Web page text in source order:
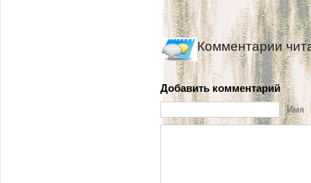
Комментарии
Добавить комментарий
Имя